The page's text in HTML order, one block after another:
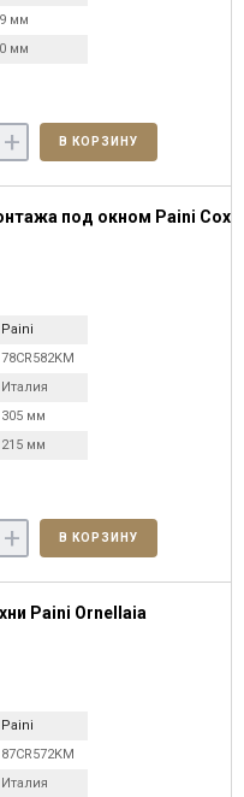
мм
мм
+ В КОРЗИНУ
под окном Paini Cox
Paini
78CR582KM
Италия
305 мм
215 мм
+ В КОРЗИНУ
Paini Ornellaia
Paini
87CR572KM
Италия